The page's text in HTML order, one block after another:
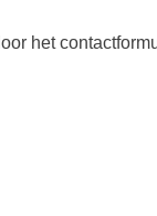
het